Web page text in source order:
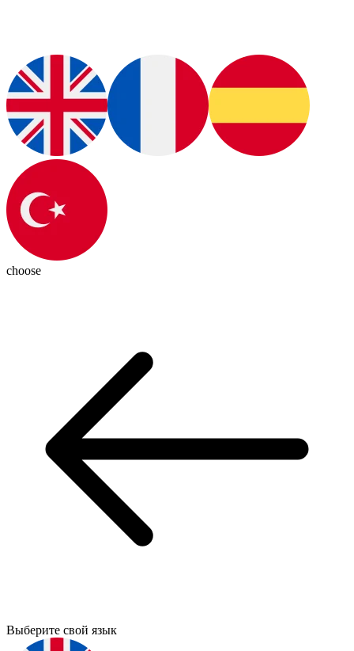
choose
Выберите свой язык